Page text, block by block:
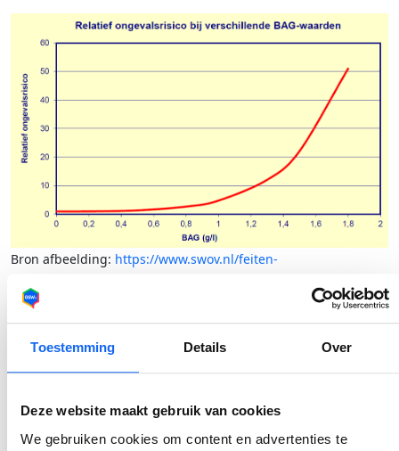
Toestemming Details Over
Deze website maakt gebruik van cookies
We gebruiken cookies om content en advertenties te
Bron afbeelding: https://www.swov.nl/feiten-
Inhoudsopgave
Een wezenlijk gevaar voor de verkeersveiligheid
Hoe zit het met het wettelijk toegestane